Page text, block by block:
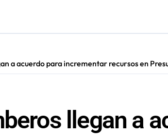
a acuerdo para incrementar recursos en
llegan a